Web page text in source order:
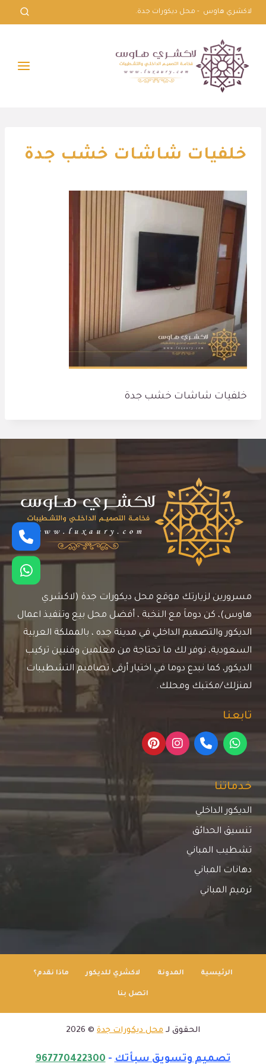
التجاوز
إلى
المحتوى
لاكشري هاوس - محل ديكورات جدة.
خلفيات شاشات خشب جدة
خلفيات شاشات خشب جدة
مسرورين لزيارتك موقع محل ديكورات جدة (لاكشري
هاوس)، كن دوماَ مع النخبة ، أفضل محل بيع وتنفيذ اعمال
الديكور والتصميم الداخلي في مدينة جده ، بالمملكة العربية
السعودية، نوفر لك ما تحتاجة من معلمين وفنيين تركيب
الديكور، كما نبدع دوما في اختيار أرقى تصاميم التشطيبات
لمنزلك/مكتبك ومحلك.
تابعنا
خدماتنا
الديكور الداخلي
تنسيق الحدائق
تشطيب المباني
دهانات المباني
ترميم المباني
الرئيسية المدونة لاكشري للديكور ماذا نقدم؟
اتصل بنا
الحقوق لـ محل ديكورات جدة © 2026
تصميم وتسويق سبأتك-
967770422300